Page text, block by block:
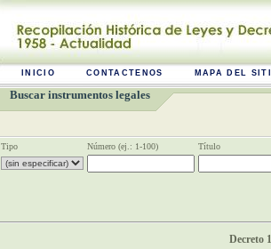
INICIO CONTACTENOS MAPA DEL
Buscar instrumentos legales
Tipo Número (ej.: 1-100) Título
Decreto